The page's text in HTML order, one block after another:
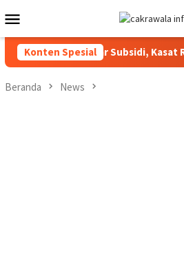
ke
kontenMobile
Konten Spesial
Solar Subsidi, Kasat Reskrim
Beranda News